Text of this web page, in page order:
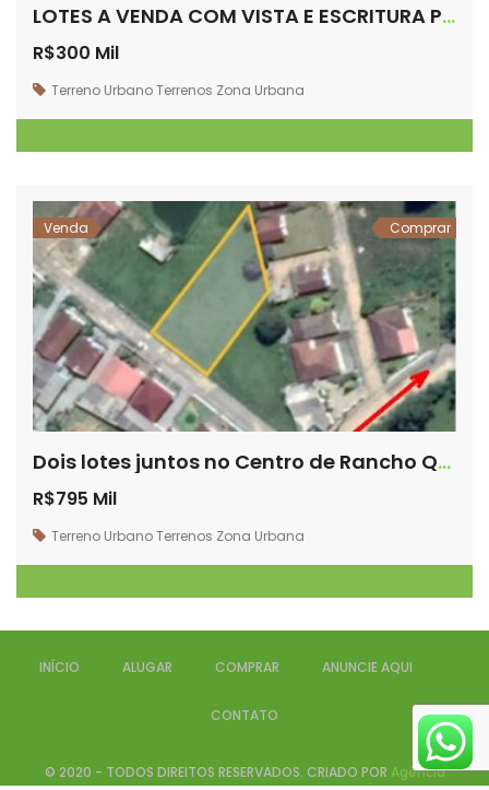
LOTES A VENDA COM VISTA E ESCRITURA PUBLICA – RANCHO QUEIMADO – SC
R$300 Mil
Terreno UrbanoTerrenos Zona Urbana
Venda Comprar
Dois lotes juntos no Centro de Rancho Queimado – SC
R$795 Mil
Terreno UrbanoTerrenos Zona Urbana
INÍCIO ALUGAR COMPRAR ANUNCIE AQUI
CONTATO
© 2020 - TODOS DIREITOS RESERVADOS. CRIADO POR Agência